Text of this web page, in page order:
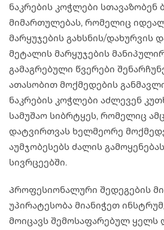
ნაკრების კოჭლები სთავაზობენ
მიმართულებას, რომელიც
მარყუჯების გახსნის/დახურვის
მეტალის მარყუჯების
გამაგრებული წვერები
ათასობით მოქმედების
ნაკრების კოჭლები აძლევენ
სამუშაო სიბრტყეს, რომელიც
დატვირთვას ხელმეორე
აუმჯობესებს ძალის
სივრცეებში.
Პროფესიონალური შედეგების
უპირატესობა მიანიჭეთ
მოიცავს შემოსაფარებულ ყელს